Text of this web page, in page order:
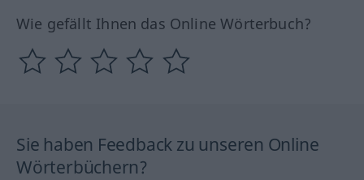
Wie gefällt Ihnen das Online Wörterbuch?
Sie haben Feedback zu unseren Online
Wörterbüchern?